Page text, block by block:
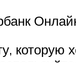
которую